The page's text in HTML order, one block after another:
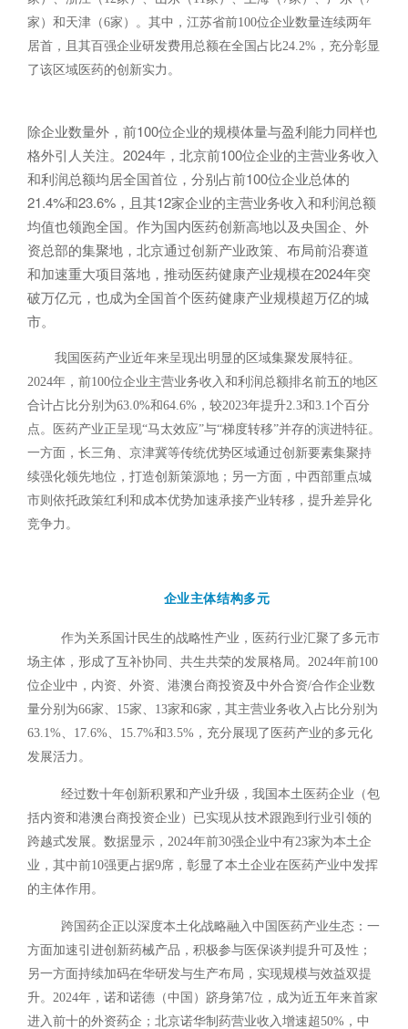
家）和天津（6家）。其中，江苏省前100位企业数量连续两年
居首，且其百强企业研发费用总额在全国占比24.2%，充分彰显
了该区域医药的创新实力。
除企业数量外，前100位企业的规模体量与盈利能力同样也
格外引人关注。2024年，北京前100位企业的主营业务收入
和利润总额均居全国首位，分别占前100位企业总体的
21.4%和23.6%，且其12家企业的主营业务收入和利润总额
均值也领跑全国。作为国内医药创新高地以及央国企、外
资总部的集聚地，北京通过创新产业政策、布局前沿赛道
和加速重大项目落地，推动医药健康产业规模在2024年突
破万亿元，也成为全国首个医药健康产业规模超万亿的城
市。
我国医药产业近年来呈现出明显的区域集聚发展特征。
2024年， 前100位企业主营业务收入和利润总额排名前五的地区
合计占比分别为63.0%和64.6%，较2023年提升2.3和3.1个百分
点。医药产业正呈现“马太效应”与“梯度转移”并存的演进特征。
一方面，长三角、京津冀等传统优势区域通过创新要素集聚持
续强化领先地位，打造创新策源地；另一方面，中西部重点城
市则依托政策红利和成本优势加速承接产业转移，提升差异化
竞争力。
企业主体结构多元
作为关系国计民生的战略性产业，医药行业汇聚了多元市
场主体，形成了互补协同、共生共荣的发展格局。2024年前100
位企业中，内资、外资、港澳台商投资及中外合资/合作企业数
量分别为66家、15家、13家和6家，其主营业务收入占比分别为
63.1%、17.6%、15.7%和3.5%，充分展现了医药产业的多元化
发展活力。
经过数十年创新积累和产业升级，我国本土医药企业（包
括内资和港澳台商投资企业）已实现从技术跟跑到行业引领的
跨越式发展。数据显示，2024年前30强企业中有23家为本土企
业，其中前10强更占据9席，彰显了本土企业在医药产业中发挥
的主体作用。
跨国药企正以深度本土化战略融入中国医药产业生态：一
方面加速引进创新药械产品，积极参与医保谈判提升可及性；
另一方面持续加码在华研发与生产布局，实现规模与效益双提
升。 2024年，诺和诺德（中国）跻身第7位，成为近五年来首家
进入前十的外资药企；北京诺华制药营业收入增速超50% ，中